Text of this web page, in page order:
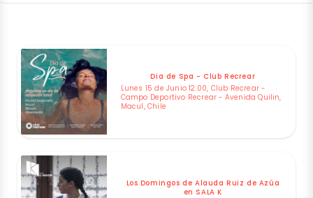
Dia de Spa - Club Recrear
Lunes 15 de Junio 12:00, Club Recrear -
Campo Deportivo Recrear - Avenida Quilin,
Macul, Chile
Los Domingos de Alauda Ruiz de Azúa
en SALA K